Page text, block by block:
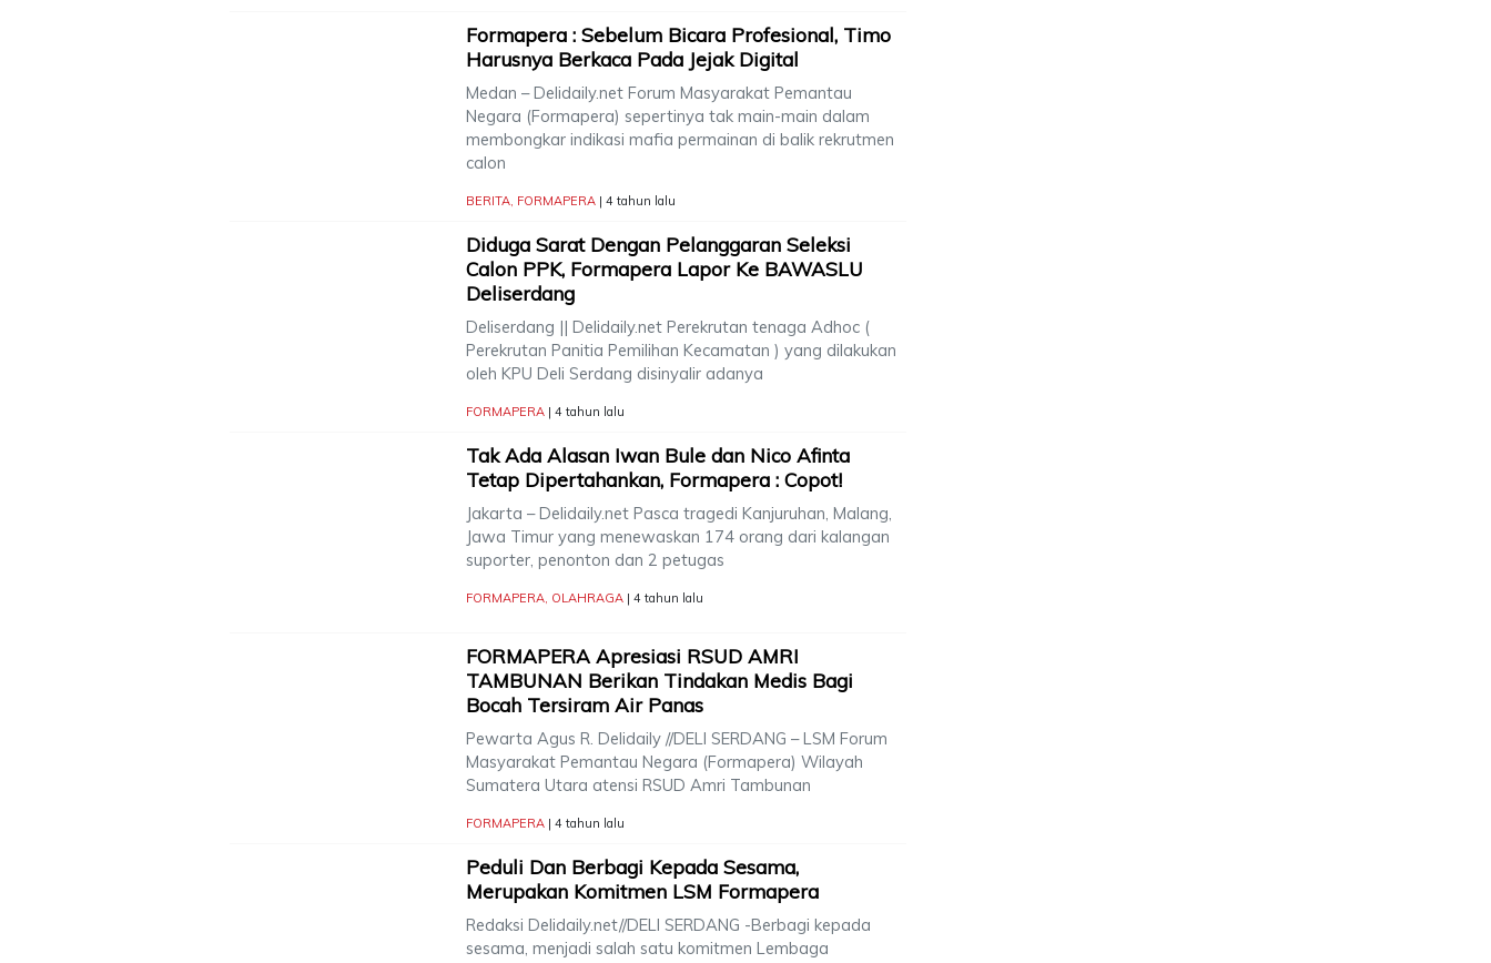
Formapera : Sebelum Bicara Profesional, Timo
Harusnya Berkaca Pada Jejak Digital
Medan – Delidaily.net Forum Masyarakat Pemantau
Negara (Formapera) sepertinya tak main-main dalam
membongkar indikasi mafia permainan di balik rekrutmen
calon
BERITA FORMAPERA | 4 tahun lalu
Diduga Sarat Dengan Pelanggaran Seleksi
Calon PPK, Formapera Lapor Ke BAWASLU
Deliserdang
Deliserdang || Delidaily.net Perekrutan tenaga Adhoc (
Perekrutan Panitia Pemilihan Kecamatan ) yang dilakukan
oleh KPU Deli Serdang disinyalir adanya
FORMAPERA | 4 tahun lalu
Tak Ada Alasan Iwan Bule dan Nico Afinta
Tetap Dipertahankan, Formapera : Copot!
Jakarta – Delidaily.net Pasca tragedi Kanjuruhan, Malang,
Jawa Timur yang menewaskan 174 orang dari kalangan
suporter, penonton dan 2 petugas
FORMAPERA OLAHRAGA | 4 tahun lalu
FORMAPERA Apresiasi RSUD AMRI
TAMBUNAN Berikan Tindakan Medis Bagi
Bocah Tersiram Air Panas
Pewarta Agus R. Delidaily //DELI SERDANG – LSM Forum
Masyarakat Pemantau Negara (Formapera) Wilayah
Sumatera Utara atensi RSUD Amri Tambunan
FORMAPERA | 4 tahun lalu
Peduli Dan Berbagi Kepada Sesama,
Merupakan Komitmen LSM Formapera
Redaksi Delidaily.net//DELI SERDANG -Berbagi kepada
sesama, menjadi salah satu komitmen Lembaga